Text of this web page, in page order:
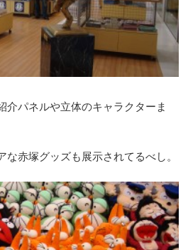
介パネルや立体のキャラクターま
な赤塚グッズも展示されてるべし。